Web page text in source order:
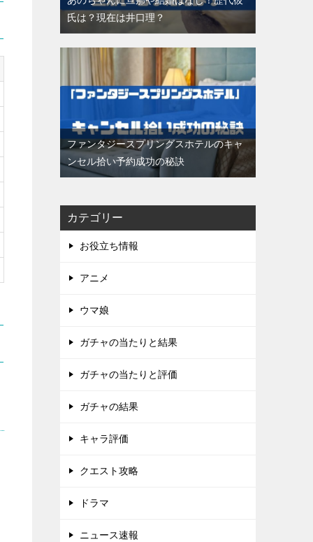
氏は？現在は井口理？
ファンタジースプリングスホテルのキャ
ンセル拾い予約成功の秘訣
カテゴリー
お役立ち情報
アニメ
ウマ娘
ガチャの当たりと結果
ガチャの当たりと評価
ガチャの結果
キャラ評価
クエスト攻略
ドラマ
ニュース速報